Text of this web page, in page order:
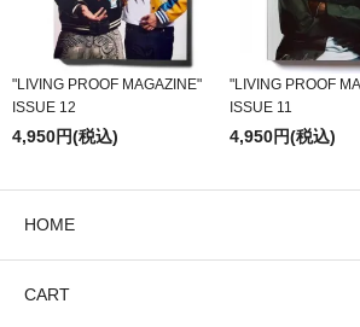
"LIVING PROOF MAGAZINE"
ISSUE 12
4,950円(税込)
"LIVING PROOF
ISSUE 11
4,950円(税込)
HOME
CART